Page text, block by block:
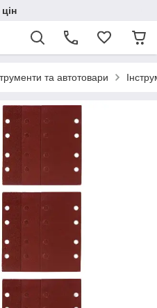
та автотовари